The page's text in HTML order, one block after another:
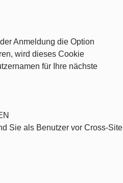
Anmeldung die Option
wird dieses Cookie
für Ihre nächste
Sie als Benutzer vor Cross-Site